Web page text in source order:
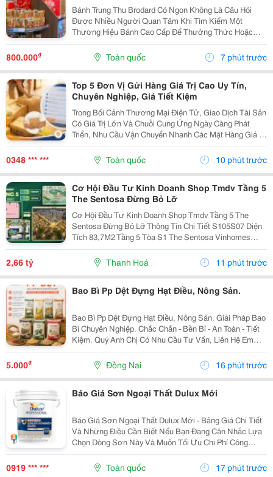
Bánh Trung Thu Brodard Có Ngon Không Là Câu Hỏi
Được Nhiều Người Quan Tâm Khi Tìm Kiếm Một
Thương Hiệu Bánh Cao Cấp Để Thưởng Thức Hoặc
Làm Quà Biếu Trong Dịp Trung Thu. Với Phong Cách
Bánh Mang Đậm Dấu Ấn Ẩm Thực Pháp Kết Hợp Khẩu
Vị Người Việt,...
800.000₫ Toàn quốc 7 phút trước
Top 5 Đơn Vị Gửi Hàng Giá Trị Cao Uy Tín,
Chuyên Nghiệp, Giá Tiết Kiệm
Trong Bối Cảnh Thương Mại Điện Tử, Giao Dịch Tài Sản
Có Giá Trị Lớn Và Chuỗi Cung Ứng Ngày Càng Phát
Triển, Nhu Cầu Vận Chuyển Nhanh Các Mặt Hàng Giá Trị
Cao Đang Gia Tăng Mạnh. Doanh Nghiệp Và Cá Nhân
Không Chỉ Quan Tâm Đến Tốc Độ Giao Nhận Mà Còn...
0348 *** *** Toàn quốc 10 phút trước
Cơ Hội Đầu Tư Kinh Doanh Shop Tmdv Tầng 5
The Sentosa Đừng Bỏ Lỡ
Cơ Hội Đầu Tư Kinh Doanh Shop Tmdv Tầng 5 The
Sentosa Đừng Bỏ Lỡ Thông Tin Chi Tiết S105S07 Diện
Tích 83,7M2 Tầng 5 Tòa S1 The Sentosa Vinhomes
Thanh Hóa Vị Trí Ngay Giao Điểm Đại Lộ Nguyễn Hoàng
Và Đại Lộ Nam Sông Mã Nằm Trong Quần Thể Kđt...
2,66 tỷ Thanh Hoá 11 phút trước
Bao Bì Pp Dệt Đựng Hạt Điều, Nông Sản.
Bao Bì Pp Dệt Đựng Hạt Điều, Nông Sản. Giải Pháp Bao
Bì Chuyên Nghiệp. Chắc Chắn - Bền Bỉ - An Toàn - Tiết
Kiệm. Quý Anh Chị Có Nhu Cầu Tư Vấn, Liên Hệ Em
Qua Số Hotline/ Zalo: 0865 489 273
5.000₫ Đồng Nai 16 phút trước
Báo Giá Sơn Ngoại Thất Dulux Mới
Báo Giá Sơn Ngoại Thất Dulux Mới - Bảng Giá Chi Tiết
Và Những Điều Cần Biết Nếu Bạn Đang Cân Nhắc Lựa
Chọn Dòng Sơn Này Và Muốn Tối Ưu Chi Phí Công
Trình, Bài Viết Dưới Đây Sẽ Tổng Hợp Chi Tiết Bảng Giá
Sơn Ngoại Thất Dulux Mới Nhất, Phân Tích Đặc...
0919 *** *** Toàn quốc 17 phút trước